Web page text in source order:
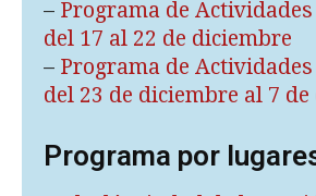
– Programa de
del 17 al 22 de diciembre
– Programa de
del 23 de diciembre al 7 de
Programa por